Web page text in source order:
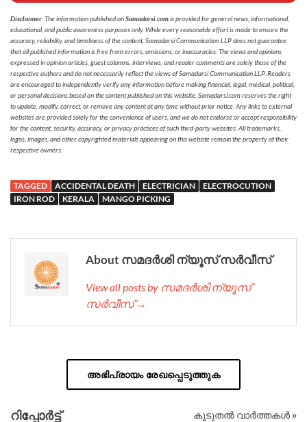
Disclaimer: The information published onSamadarsi.comis provided for general news, informational,
educational, and public awareness purposes only. While every reasonable effort is made to ensure the
accuracy, reliability, and timeliness of the content, Samadarsi Communication LLP does not guarantee
that all published information is free from errors, omissions, or inaccuracies. The views and opinions
expressed in opinion articles, guest columns, interviews, and reader comments are solely those of the
respective authors and do not necessarily reflect the views of Samadarsi Communication LLP. Readers
are encouraged to independently verify any information before making financial, legal, medical, political,
or personal decisions based on the content published on this website. Samadarsi.com reserves the right
to update, modify, correct, or remove any content at any time without prior notice. Any links to external
websites are provided solely for the convenience of users, and we do not endorse or accept responsibility
for the content, security, accuracy, or privacy practices of such third-party websites. All trademarks,
logos, images, and other copyrighted materials appearing on this website remain the property of their
respective owners.
TAGGED ACCIDENTAL DEATH ELECTRICIAN
ELECTROCUTION
IRON ROD
KERALA MANGO PICKING
About സമദർശി ന്യൂസ് സർവീസ്
View all posts by സമദർശി ന്യൂസ്
സർവീസ് →
അഭിപ്രായം രേഖപ്പെടുത്തുക
റിപ്പോര്‍ട്ട് കൂടുതൽ വാർത്തകൾ »